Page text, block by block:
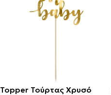
Topper Τούρτας Χρυσό